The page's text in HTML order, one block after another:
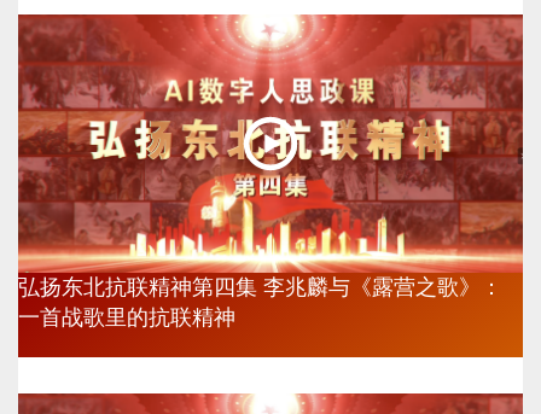
弘扬东北抗联精神第四集 李兆麟与《露营之歌》：
一首战歌里的抗联精神